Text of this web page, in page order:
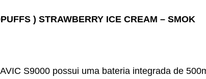
) STRAWBERRY ICE CREAM – SMOK
S9000 possui uma bateria integrada de